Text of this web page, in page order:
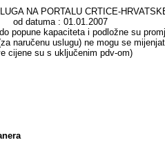
NA PORTALU CRTICE-
od datuma : 01.01.2007
popune kapaciteta i podložne su
naručenu uslugu) ne mogu se
cijene su s uključenim pdv-om)